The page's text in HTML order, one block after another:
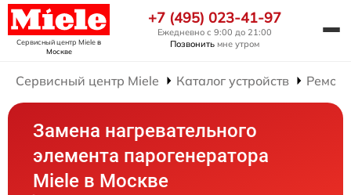
Сервисный центр Mieleв
Москве
+7 (495) 023-41-97
Ежедневно с 9:00 до 21:00
Позвонить мне утром
Сервисный центр Miele Каталог устройств
Замена нагревательного
элемента парогенератора
Miele в Москве